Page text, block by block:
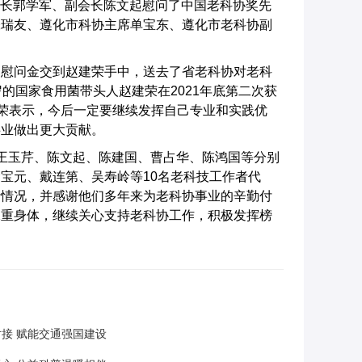
郭学军、副会长陈文起慰问了中国老科协奖先
友、遵化市科协主席单宝东、遵化市老科协副
问金交到赵建荣手中，送去了省老科协对老科
国家食用菌带头人赵建荣在2021年底第二次获
表示，今后一定要继续发挥自己专业和实践优
做出更大贡献。
芹、陈文起、陈建国、曹占华、陈鸿国等分别
元、戴连第、吴寿岭等10名老科技工作者代
况，并感谢他们多年来为老科协事业的辛勤付
身体，继续关心支持老科协工作，积极发挥榜
赋能交通强国建设